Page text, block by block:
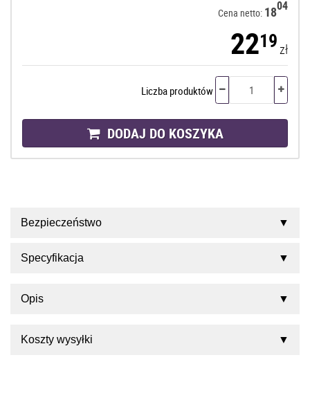
Cena netto: 1804
2219 zł
Liczba produktów
DODAJ DO KOSZYKA
Bezpieczeństwo
Specyfikacja
Opis
Koszty wysyłki